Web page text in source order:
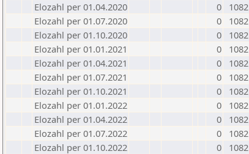
Elozahl per 01.04.2020
0
1082
Elozahl per 01.07.2020
0
1082
Elozahl per 01.10.2020
0
1082
Elozahl per 01.01.2021
0
1082
Elozahl per 01.04.2021
0
1082
Elozahl per 01.07.2021
0
1082
Elozahl per 01.10.2021
0
1082
Elozahl per 01.01.2022
0
1082
Elozahl per 01.04.2022
0
1082
Elozahl per 01.07.2022
0
1082
Elozahl per 01.10.2022
0
1082